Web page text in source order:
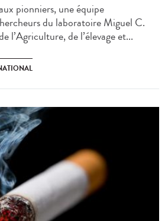
pionniers, une équipe
du laboratoire Miguel C.
l’Agriculture, de l’élevage et...